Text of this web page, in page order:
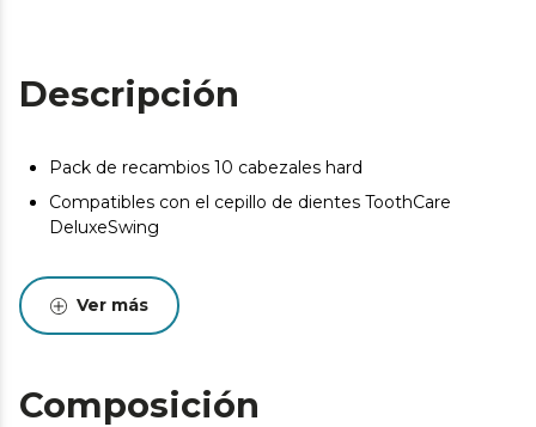
Descripción
Pack de recambios 10 cabezales hard
Compatibles con el cepillo de dientes ToothCare
DeluxeSwing
Ver más
Composición